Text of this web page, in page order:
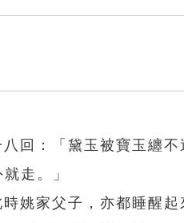
回：「黛玉被寶玉纏
走。」
姚家父子，亦都睡醒起